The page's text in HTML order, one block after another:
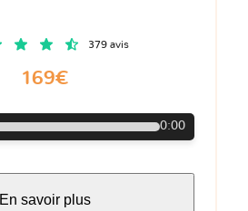
379 avis
169€
0:00
En savoir plus